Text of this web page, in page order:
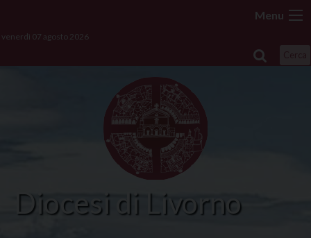
content
Menu
venerdì 07 agosto 2026
Diocesi di Livorno